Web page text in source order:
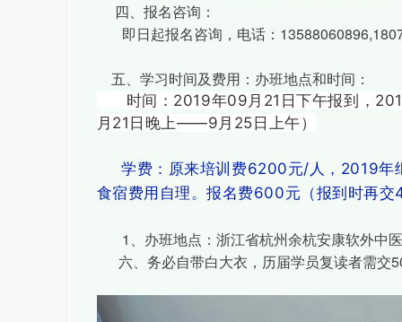
四、报名咨询：
即日起报名咨询，电话：
五、学习时间及费用：办班地点和时间：
时间：2019年09月21日下午报到，
月21日晚上——9月25日上午）
学费：原来培训费6200元/人，2019年
食宿费用自理。报名费600元（报到时再
1、办班地点：浙江省杭州余杭安康软外中
六、务必自带白大衣，历届学员复读者需交